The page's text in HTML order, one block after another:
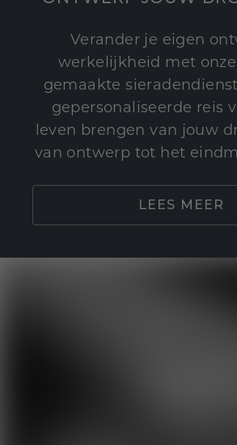
Verander je eigen
werkelijkheid met
gemaakte
gepersonaliseerde reis
leven brengen van jouw
van ontwerp tot het
LEES MEER